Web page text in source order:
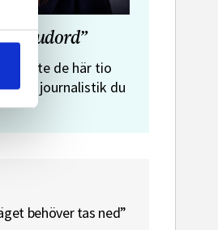
budord”
du inte de här tio
inte journalistik du
behöver tas ned”